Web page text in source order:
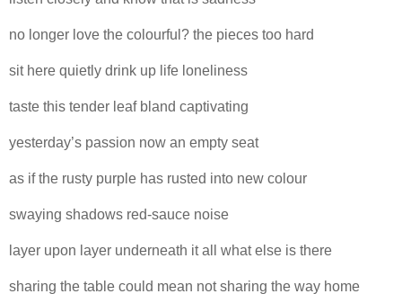
no longer love the colourful? the pieces too hard
sit here quietly drink up life loneliness
taste this tender leaf bland captivating
yesterday’s passion now an empty seat
as if the rusty purple has rusted into new colour
swaying shadows red-sauce noise
layer upon layer underneath it all what else is there
sharing the table could mean not sharing the way home